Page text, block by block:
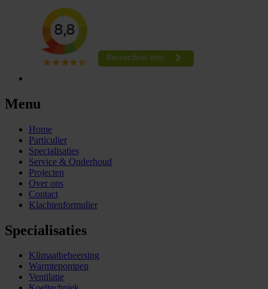
Menu
Home
Particulier
Specialisaties
Service & Onderhoud
Projecten
Over ons
Contact
Klachtenformulier
Specialisaties
Klimaatbeheersing
Warmtepompen
Ventilatie